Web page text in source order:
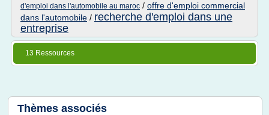
d'emploi dans l'automobile au maroc / offre d'emploi commercial
dans l'automobile / recherche d'emploi dans une
entreprise
13 Ressources
Thèmes associés